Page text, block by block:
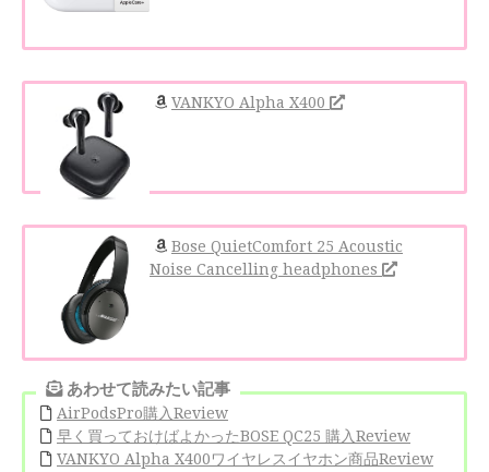
VANKYO Alpha X400
Bose QuietComfort 25 Acoustic
Noise Cancelling headphones
あわせて読みたい記事
AirPodsPro購入Review
早く買っておけばよかったBOSE QC25 購入Review
VANKYO Alpha X400ワイヤレスイヤホン商品Review